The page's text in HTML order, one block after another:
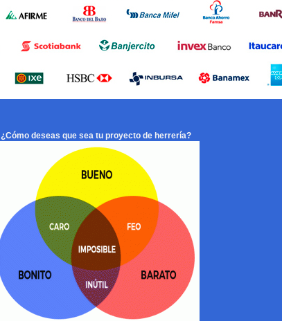
¿Cómo deseas que sea tu proyecto de herrería?